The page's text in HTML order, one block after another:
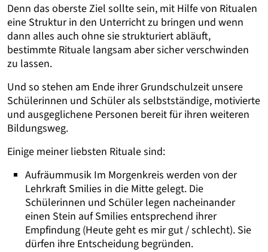
Denn das oberste Ziel sollte sein, mit Hilfe von Ritualen
eine Struktur in den Unterricht zu bringen und wenn
dann alles auch ohne sie strukturiert abläuft,
bestimmte Rituale langsam aber sicher verschwinden
zu lassen.
Und so stehen am Ende ihrer Grundschulzeit unsere
Schülerinnen und Schüler als selbstständige, motivierte
und ausgeglichene Personen bereit für ihren weiteren
Bildungsweg.
Einige meiner liebsten Rituale sind:
Aufräummusik Im Morgenkreis werden von der
Lehrkraft Smilies in die Mitte gelegt. Die
Schülerinnen und Schüler legen nacheinander
einen Stein auf Smilies entsprechend ihrer
Empfindung (Heute geht es mir gut / schlecht). Sie
dürfen ihre Entscheidung begründen.